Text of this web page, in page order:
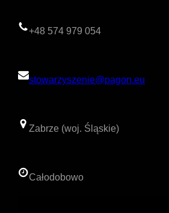
+48 574 979 054
stowarzyszenie@pagon.eu
Zabrze (woj. Śląskie)
Całodobowo